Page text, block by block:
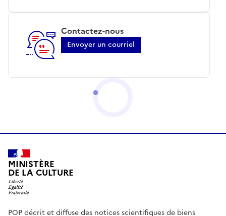
Contactez-nous
Envoyer un courriel
MINISTÈRE
DE LA CULTURE
POP décrit et diffuse des notices scientifiques de biens